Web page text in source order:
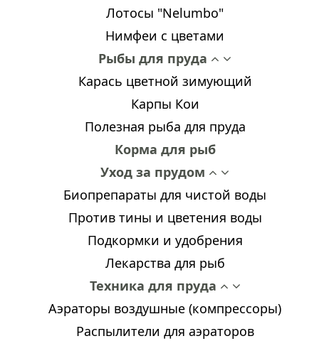
Лотосы "Nelumbo"
Нимфеи с цветами
Рыбы для пруда
Карась цветной зимующий
Карпы Кои
Полезная рыба для пруда
Корма для рыб
Уход за прудом
Биопрепараты для чистой воды
Против тины и цветения воды
Подкормки и удобрения
Лекарства для рыб
Техника для пруда
Аэраторы воздушные (компрессоры)
Распылители для аэраторов